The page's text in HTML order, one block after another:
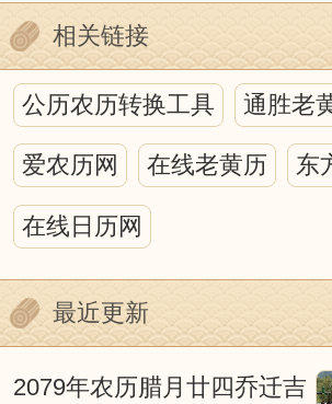
相关链接
公历农历转换工具 通胜老
爱农历网 在线老黄历 东
在线日历网
最近更新
2079年农历腊月廿四乔迁吉